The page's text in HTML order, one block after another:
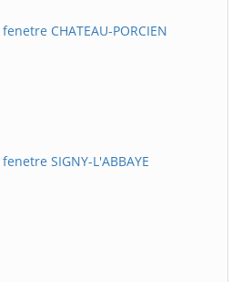
CHATEAU-PORCIEN
SIGNY-L'ABBAYE